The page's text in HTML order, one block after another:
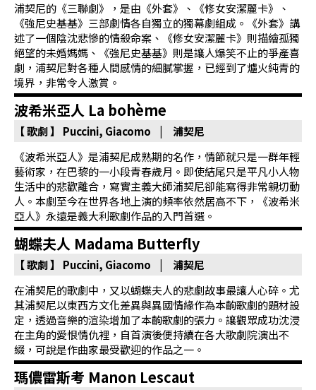
浦契尼的《三聯劇》，是由《外套》、《修女安潔麗卡》、
《強尼史基基》三部劇情各自獨立的獨幕劇組成。《外套》講
述了一個陰沈悲慘的情殺命案、《修女安潔麗卡》則描繪孤獨
絕望的未婚媽媽、《強尼史基基》則是讓人爆笑不止的爭產喜
劇，浦契尼對各種人間感情的細膩掌握，已經到了爐火純青的
境界，非常令人激賞。
波希米亞人 La bohème
【 歌劇 】
Puccini, Giacomo | 浦契尼
《波希米亞人》是浦契尼成熟期的名作，情節就只是一群年輕
藝術家，在巴黎的一小段青春歲月。即使結尾只是平凡小人物
生活中的悲歡離合，寫實主義大師浦契尼卻能寫得非常親切動
人。本劇至今在世界各地上演的頻率依然居高不下，《波希米
亞人》永遠是義大利歌劇作品的入門首選。
蝴蝶夫人 Madama Butterfly
【 歌劇 】
Puccini, Giacomo | 浦契尼
在浦契尼的歌劇中，又以蝴蝶夫人的悲劇故事最讓人心碎。尤
其浦契尼以東西方文化差異與異國情緣作為本齣歌劇的題材設
定，透過音樂的渲染增加了本齣歌劇的張力。讓觀眾成功沈浸
在主角的愛恨情仇裡，自首演後便持續在各大歌劇院演出不
綴，可說是作曲家最受歡迎的作品之一。
瑪儂雷斯考 Manon Lescaut